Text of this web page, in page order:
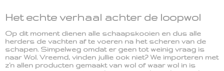
Het echte verhaal achter de loopwol
Op dit moment dienen alle schaapskooien en dus alle
herders de vachten af te voeren na het scheren van de
schapen. Simpelweg omdat er geen tot weinig vraag is
naar Wol. Vreemd, vinden jullie ook niet? We importeren met
z’n allen producten gemaakt van wol of waar wol in is